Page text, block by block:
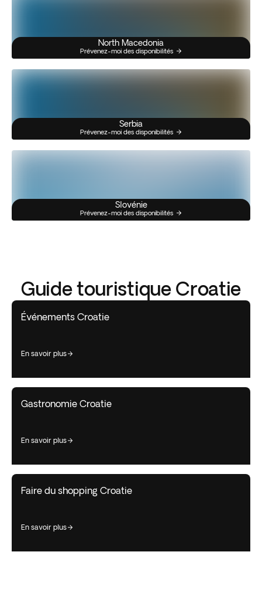
North Macedonia
Prévenez-moi des disponibilités
Serbia
Prévenez-moi des disponibilités
Slovénie
Prévenez-moi des disponibilités
Guide touristique Croatie
Événements Croatie
en savoir plus
Gastronomie Croatie
en savoir plus
Faire du shopping Croatie
en savoir plus